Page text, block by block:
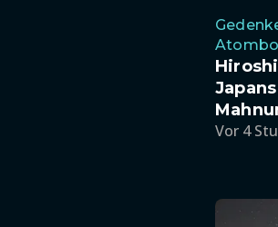
Vor 4